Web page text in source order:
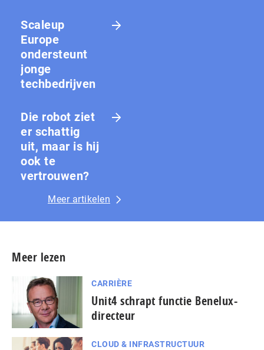
Scaleup
Europe
ondersteunt
jonge
techbedrijven
Die robot ziet
er schattig
uit, maar is hij
ook te
vertrouwen?
Meer artikelen
Meer lezen
CARRIÈRE
Unit4 schrapt functie Benelux-
directeur
CLOUD & INFRASTRUCTUUR